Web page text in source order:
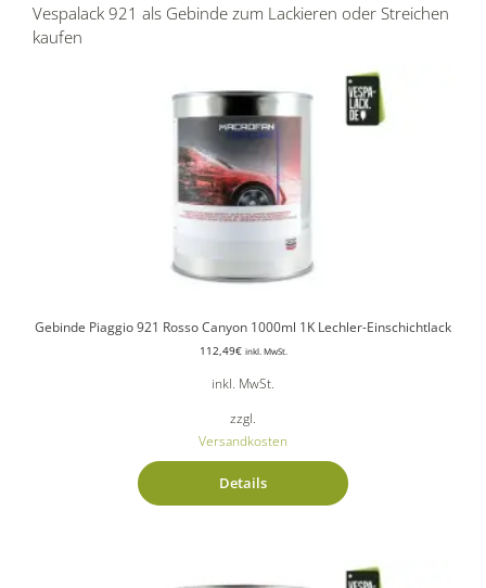
Vespalack 921 als Gebinde zum Lackieren oder Streichen
kaufen
Gebinde Piaggio 921 Rosso Canyon 1000ml 1K Lechler-Einschichtlack
112,49€ inkl. MwSt.
inkl. MwSt.
zzgl.
Versandkosten
Details